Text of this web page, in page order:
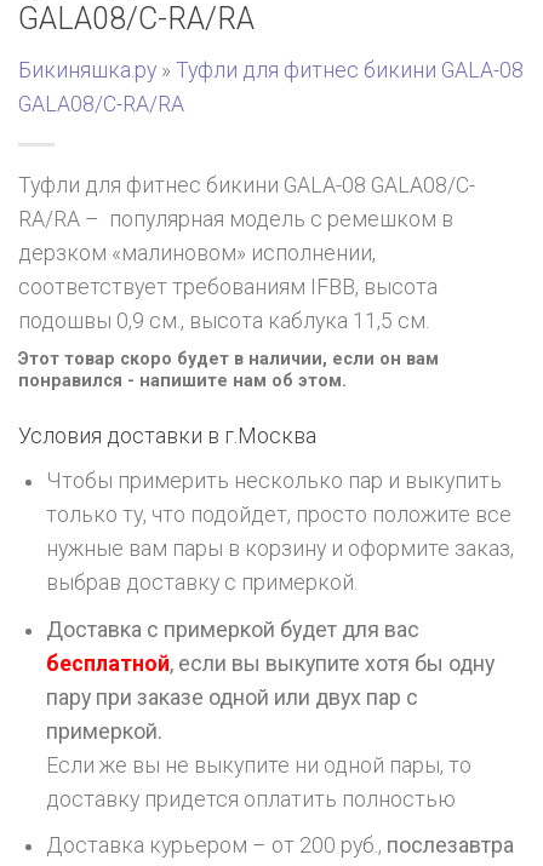
GALA08/C-RA/RA
Бикиняшка.ру » Туфли для фитнес бикини GALA-08
GALA08/C-RA/RA
Туфли для фитнес бикини GALA-08 GALA08/C-
RA/RA – популярная модель с ремешком в
дерзком «малиновом» исполнении,
соответствует требованиям IFBB, высота
подошвы 0,9 см., высота каблука 11,5 см.
Этот товар скоро будет в наличии, если он вам
понравился - напишите нам об этом.
Условия доставки в г. Москва
Чтобы примерить несколько пар и выкупить
только ту, что подойдет, просто положите все
нужные вам пары в корзину и оформите заказ,
выбрав доставку с примеркой.
Доставка с примеркой будет для вас
бесплатной, если вы выкупите хотя бы одну
пару при заказе одной или двух пар с
примеркой.
Если же вы не выкупите ни одной пары, то
доставку придется оплатить полностью
Доставка курьером – от 200 руб., послезавтра